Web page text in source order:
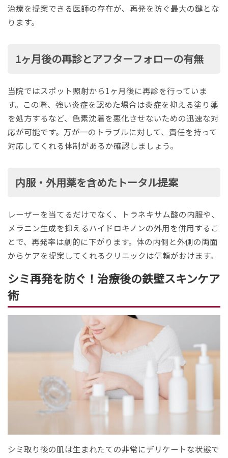
治療を提案できる医師の存在が、再発を防ぐ最大の鍵とな
ります。
1ヶ月後の再診とアフターフォローの有無
当院ではスポット照射から1ヶ月後に再診を行っていま
す。この際、強い炎症を認めた場合は炎症を抑える塗り薬
を処方するなど、色素沈着を悪化させないための迅速な対
応が可能です。万が一のトラブルに対して、責任を持って
対応してくれる体制があるか確認しましょう。
内服・外用薬を含めたトータル提案
レーザーを当てるだけでなく、トラネキサム酸の内服や、
メラニン生成を抑えるハイドロキノンの外用を併用するこ
とで、再発率は劇的に下がります。体の内側と外側の両面
からケアを提案してくれるクリニックは信頼がおけます。
シミ再発を防ぐ！治療後の鉄壁スキンケア
術
シミ取り後の肌は生まれたての非常にデリケートな状態で